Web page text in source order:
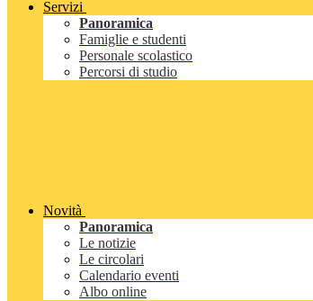
Servizi
Panoramica
Famiglie e studenti
Personale scolastico
Percorsi di studio
Novità
Panoramica
Le notizie
Le circolari
Calendario eventi
Albo online